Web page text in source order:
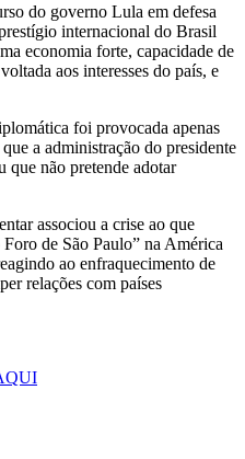
do governo Lula em defesa
internacional do Brasil
economia forte, capacidade de
aos interesses do país, e
foi provocada apenas
a administração do presidente
não pretende adotar
associou a crise ao que
de São Paulo” na América
ao enfraquecimento de
relações com países